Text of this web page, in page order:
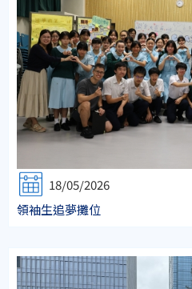
18/05/2026
領袖生追夢攤位